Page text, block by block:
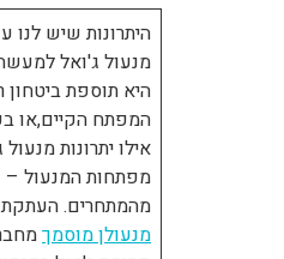
היתרונות שיש
מנעול ג'ואל
היא תוספת ביטחון
המפתח הקיים,או
אילו יתרונות
מפתחות המנעול
מהמתחרים.
מנעולן מוסמך